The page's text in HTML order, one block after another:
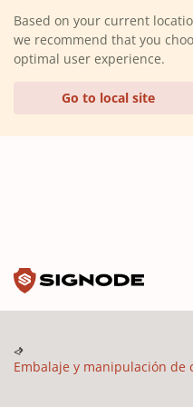
Based on your current
we recommend that you
optimal user experience.
Go to local site
Embalaje y manipulación de